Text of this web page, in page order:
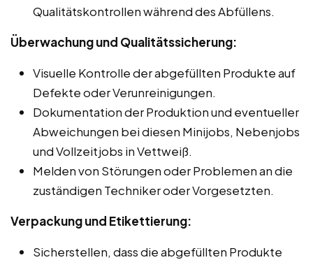
Qualitätskontrollen während des Abfüllens.
Überwachung und Qualitätssicherung:
Visuelle Kontrolle der abgefüllten Produkte auf
Defekte oder Verunreinigungen.
Dokumentation der Produktion und eventueller
Abweichungen bei diesen Minijobs, Nebenjobs
und Vollzeitjobs in Vettweiß.
Melden von Störungen oder Problemen an die
zuständigen Techniker oder Vorgesetzten.
Verpackung und Etikettierung:
Sicherstellen, dass die abgefüllten Produkte